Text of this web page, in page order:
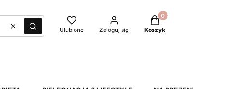
WyczyśćSzukaj Ulubione Zaloguj się
Produkty w koszyku:
Koszyk